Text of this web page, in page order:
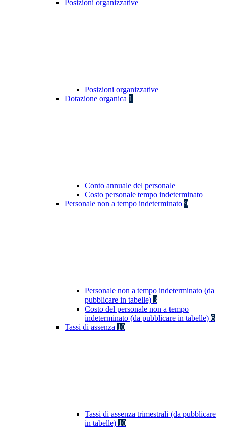
Posizioni organizzative
Posizioni organizzative
Dotazione organica 1
Conto annuale del personale
Costo personale tempo indeterminato
Personale non a tempo indeterminato 9
Personale non a tempo indeterminato (da
pubblicare in tabelle) 3
Costo del personale non a tempo
indeterminato (da pubblicare in tabelle) 6
Tassi di assenza 10
Tassi di assenza trimestrali (da pubblicare
in tabelle) 10